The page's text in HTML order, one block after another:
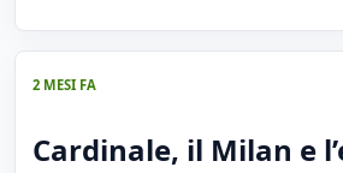
2 MESI FA
Cardinale, il Milan e